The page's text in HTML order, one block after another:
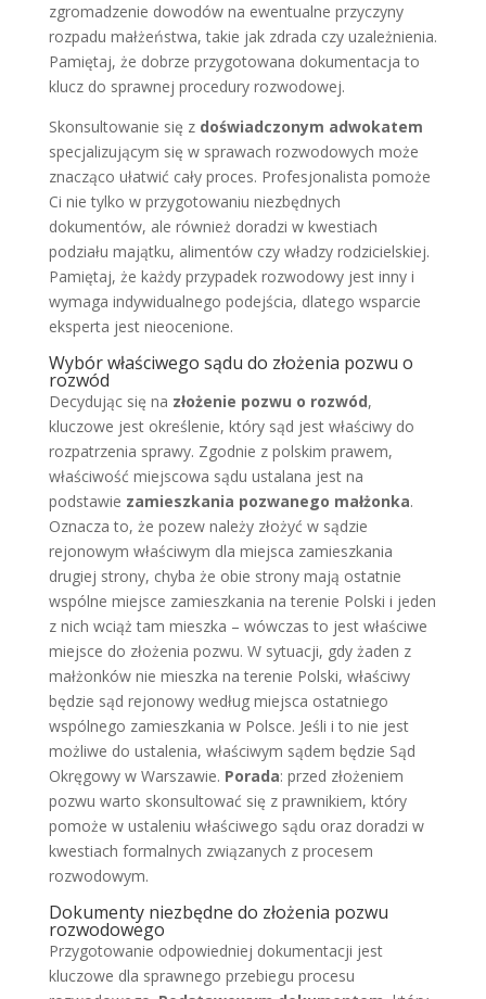
zgromadzenie dowodów na ewentualne przyczyny
rozpadu małżeństwa, takie jak zdrada czy uzależnienia.
Pamiętaj, że dobrze przygotowana dokumentacja to
klucz do sprawnej procedury rozwodowej.
Skonsultowanie się z doświadczonym adwokatem
specjalizującym się w sprawach rozwodowych może
znacząco ułatwić cały proces. Profesjonalista pomoże
Ci nie tylko w przygotowaniu niezbędnych
dokumentów, ale również doradzi w kwestiach
podziału majątku, alimentów czy władzy rodzicielskiej.
Pamiętaj, że każdy przypadek rozwodowy jest inny i
wymaga indywidualnego podejścia, dlatego wsparcie
eksperta jest nieocenione.
Wybór właściwego sądu do złożenia pozwu o
rozwód
Decydując się na złożenie pozwu o rozwód,
kluczowe jest określenie, który sąd jest właściwy do
rozpatrzenia sprawy. Zgodnie z polskim prawem,
właściwość miejscowa sądu ustalana jest na
podstawie zamieszkania pozwanego małżonka.
Oznacza to, że pozew należy złożyć w sądzie
rejonowym właściwym dla miejsca zamieszkania
drugiej strony, chyba że obie strony mają ostatnie
wspólne miejsce zamieszkania na terenie Polski i jeden
z nich wciąż tam mieszka – wówczas to jest właściwe
miejsce do złożenia pozwu. W sytuacji, gdy żaden z
małżonków nie mieszka na terenie Polski, właściwy
będzie sąd rejonowy według miejsca ostatniego
wspólnego zamieszkania w Polsce. Jeśli i to nie jest
możliwe do ustalenia, właściwym sądem będzie Sąd
Okręgowy w Warszawie. Porada: przed złożeniem
pozwu warto skonsultować się z prawnikiem, który
pomoże w ustaleniu właściwego sądu oraz doradzi w
kwestiach formalnych związanych z procesem
rozwodowym.
Dokumenty niezbędne do złożenia pozwu
rozwodowego
Przygotowanie odpowiedniej dokumentacji jest
kluczowe dla sprawnego przebiegu procesu